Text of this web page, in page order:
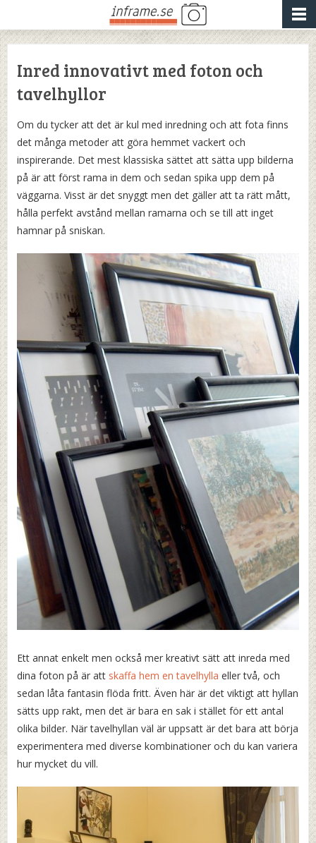
Inred innovativt med foton och
tavelhyllor
Om du tycker att det är kul med inredning och att fota finns
det många metoder att göra hemmet vackert och
inspirerande. Det mest klassiska sättet att sätta upp bilderna
på är att först rama in dem och sedan spika upp dem på
väggarna. Visst är det snyggt men det gäller att ta rätt mått,
hålla perfekt avstånd mellan ramarna och se till att inget
hamnar på sniskan.
Ett annat enkelt men också mer kreativt sätt att inreda med
dina foton på är att skaffa hem en tavelhylla eller två, och
sedan låta fantasin flöda fritt. Även här är det viktigt att hyllan
sätts upp rakt, men det är bara en sak i stället för ett antal
olika bilder. När tavelhyllan väl är uppsatt är det bara att börja
experimentera med diverse kombinationer och du kan variera
hur mycket du vill.